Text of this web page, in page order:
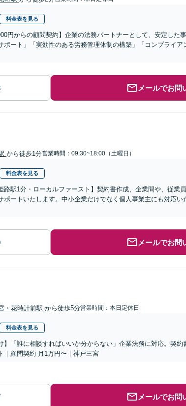
料金表を見る
円からの顧問契約】企業の法務パートナーとして、安定した
ポート」「実効性のある労務管理体制の構築」「コンプライ
メールでお問
から徒歩1分営業時間：09:30~18:00（土曜日）
料金表を見る
路駅1分・ローカルファースト】契約書作成、企業間や、従業
ポートいたします。中小企業だけでなく個人事業主にも対応い
メールでお問
・花時計前駅 から徒歩5分営業時間：本日定休日
料金表を見る
】「誰に相談すればいいか分からない」企業法務に対応。契
｜顧問契約 月1万円〜｜神戸三宮
メールでお問